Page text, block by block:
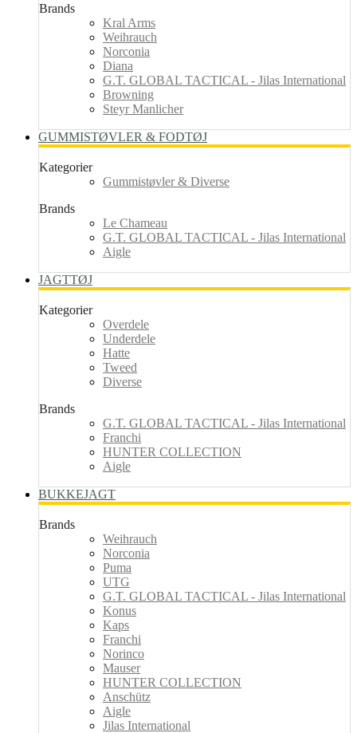
Brands
Kral Arms
Weihrauch
Norconia
Diana
G.T. GLOBAL TACTICAL - Jilas International
Browning
Steyr Manlicher
GUMMISTØVLER & FODTØJ
Kategorier
Gummistøvler & Diverse
Brands
Le Chameau
G.T. GLOBAL TACTICAL - Jilas International
Aigle
JAGTTØJ
Kategorier
Overdele
Underdele
Hatte
Tweed
Diverse
Brands
G.T. GLOBAL TACTICAL - Jilas International
Franchi
HUNTER COLLECTION
Aigle
BUKKEJAGT
Brands
Weihrauch
Norconia
Puma
UTG
G.T. GLOBAL TACTICAL - Jilas International
Konus
Kaps
Franchi
Norinco
Mauser
HUNTER COLLECTION
Anschütz
Aigle
Jilas International